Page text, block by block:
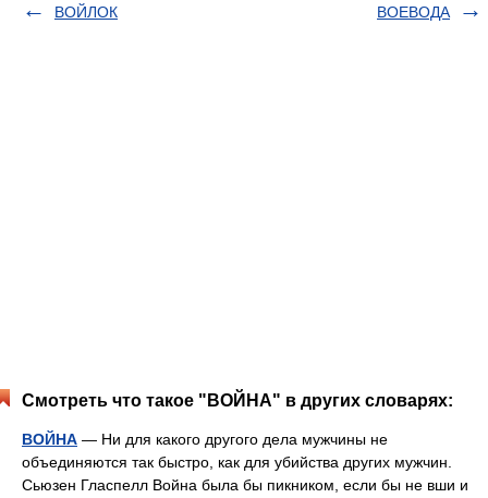
ВОЙЛОК ВОЕВОДА
Смотреть что такое "ВОЙНА" в других словарях:
ВОЙНА — Ни для какого другого дела мужчины не
объединяются так быстро, как для убийства других мужчин.
Сьюзен Гласпелл Война была бы пикником, если бы не вши и